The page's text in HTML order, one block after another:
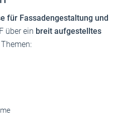
für Fassadengestaltung und
über ein breit aufgestelltes